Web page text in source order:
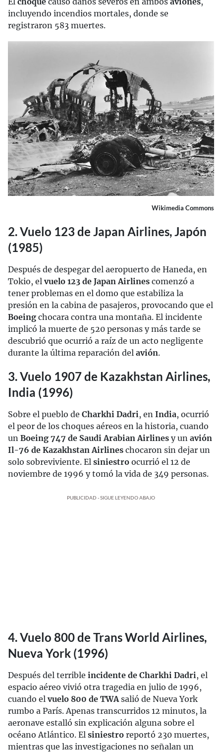
incluyendo incendios mortales, donde se
registraron 583 muertes.
Wikimedia Commons
2. Vuelo 123 de Japan Airlines, Japón
(1985)
Después de despegar del aeropuerto de Haneda, en
Tokio, el vuelo 123 de Japan Airlines comenzó a
tener problemas en el domo que estabiliza la
presión en la cabina de pasajeros, provocando que el
Boeing chocara contra una montaña. El incidente
implicó la muerte de 520 personas y más tarde se
descubrió que ocurrió a raíz de un acto negligente
durante la última reparación del avión.
3. Vuelo 1907 de Kazakhstan Airlines,
India (1996)
Sobre el pueblo de Charkhi Dadri, en India, ocurrió
el peor de los choques aéreos en la historia, cuando
un Boeing 747 de Saudi Arabian Airlines y un avión
Il-76 de Kazakhstan Airlines chocaron sin dejar un
solo sobreviviente. El siniestro ocurrió el 12 de
noviembre de 1996 y tomó la vida de 349 personas.
PUBLICIDAD - SIGUE LEYENDO ABAJO
4. Vuelo 800 de Trans World Airlines,
Nueva York (1996)
Después del terrible incidente de Charkhi Dadri, el
espacio aéreo vivió otra tragedia en julio de 1996,
cuando el vuelo 800 de TWAsalió de Nueva York
rumbo a París. Apenas transcurridos 12 minutos, la
aeronave estalló sin explicación alguna sobre el
océano Atlántico. El siniestro reportó 230 muertes,
mientras que las investigaciones no señalan un